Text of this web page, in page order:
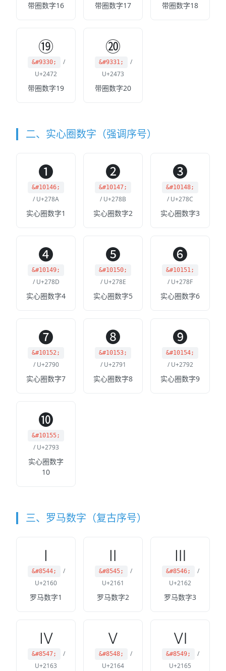
带圈数字16 带圈数字17 带圈数字18
⑲
&#9330;
/
U+2472
带圈数字19
⑳
&#9331;
/
U+2473
带圈数字20
二、实心圈数字（强调序号）
➊
&#10146;
/ U+278A
实心圈数字1
➋
&#10147;
/ U+278B
实心圈数字2
➌
&#10148;
/ U+278C
实心圈数字3
➍
&#10149;
/ U+278D
实心圈数字4
➎
&#10150;
/ U+278E
实心圈数字5
➏
&#10151;
/ U+278F
实心圈数字6
➐
&#10152;
/ U+2790
实心圈数字7
➑
&#10153;
/ U+2791
实心圈数字8
➒
&#10154;
/ U+2792
实心圈数字9
➓
&#10155;
/ U+2793
实心圈数字
10
三、罗马数字（复古序号）
Ⅰ
&#8544;
/
U+2160
罗马数字1
Ⅱ
&#8545;
/
U+2161
罗马数字2
Ⅲ
&#8546;
/
U+2162
罗马数字3
Ⅳ
&#8547;
/
U+2163
Ⅴ
&#8548;
/
U+2164
Ⅵ
&#8549;
/
U+2165